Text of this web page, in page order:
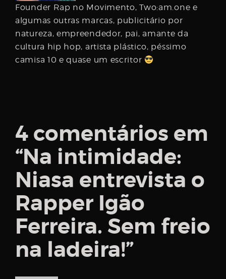
Founder Rap no Movimento, Two:am.one e
algumas outras marcas, publicitário por
natureza, empreendedor, pai, amante da
cultura hip hop, artista plástico, péssimo
camisa 10 e quase um escritor
4 comentários em
“Na intimidade:
Niasa entrevista o
Rapper Igão
Ferreira. Sem freio
na ladeira!”